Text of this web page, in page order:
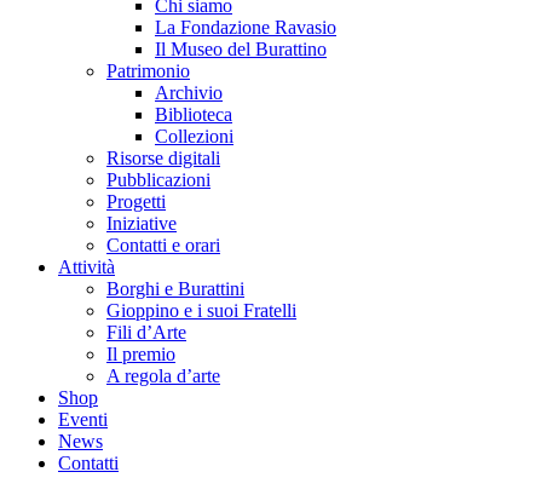
Chi siamo
La Fondazione Ravasio
Il Museo del Burattino
Patrimonio
Archivio
Biblioteca
Collezioni
Risorse digitali
Pubblicazioni
Progetti
Iniziative
Contatti e orari
Attività
Borghi e Burattini
Gioppino e i suoi Fratelli
Fili d’Arte
Il premio
A regola d’arte
Shop
Eventi
News
Contatti